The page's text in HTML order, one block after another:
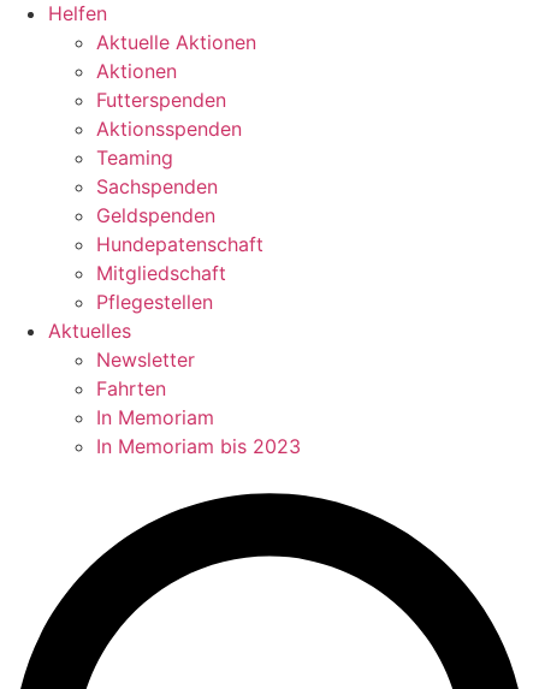
Helfen
Aktuelle Aktionen
Aktionen
Futterspenden
Aktionsspenden
Teaming
Sachspenden
Geldspenden
Hundepatenschaft
Mitgliedschaft
Pflegestellen
Aktuelles
Newsletter
Fahrten
In Memoriam
In Memoriam bis 2023